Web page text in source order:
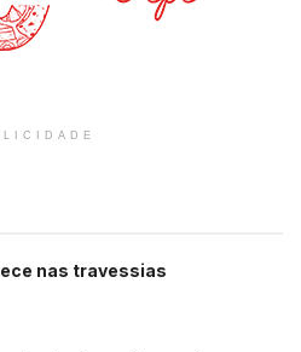
nas travessias